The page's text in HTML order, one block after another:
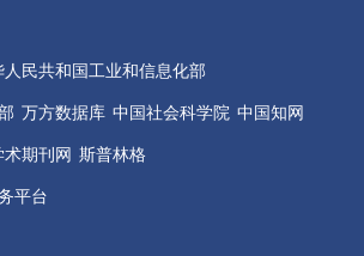
人民共和国工业和信息化部
万方数据库 中国社会科学院 中国知网
期刊网 斯普林格
平台